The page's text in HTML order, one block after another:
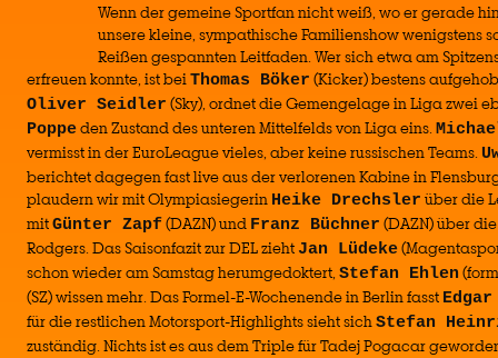
Wenn der gemeine Sportfan nicht weiß, wo er gerade
unsere kleine, sympathische Familienshow wenigstens
Reißen gespannten Leitfaden. Wer sich etwa am
erfreuen konnte, ist beiThomas Böker (Kicker) bestens
Oliver Seidler (Sky), ordnet die Gemengelage in Liga zwei
Poppeden Zustand des unteren Mittelfelds von Liga eins.
vermisst in der EuroLeague vieles, aber keine russischen Teams.
berichtet dagegen fast live aus der verlorenen Kabine in
plaudern wir mit Olympiasiegerin Heike Drechsler über die
mitGünter Zapf(DAZN) und Franz Büchner (DAZN) über
Rodgers. Das Saisonfazit zur DEL ziehtJan Lüdeke
schon wieder am Samstag herumgedoktert, Stefan Ehlen
(SZ) wissen mehr. Das Formel-E-Wochenende in Berlin fasst
für die restlichen Motorsport-Highlights sieht sichStefan
zuständig. Nichts ist es aus dem Triple für Tadej Pogacar